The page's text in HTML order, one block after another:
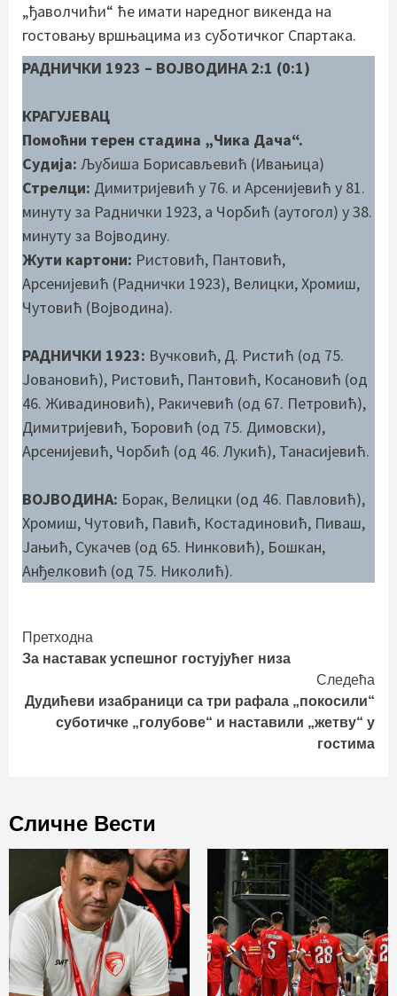
„ђаволчићи“ ће имати наредног викенда на
гостовању вршњацима из суботичког Спартака.
РАДНИЧКИ 1923 – ВОЈВОДИНА 2:1 (0:1)
КРАГУЈЕВАЦ
Помоћни терен стадина „Чика Дача“.
Судија: Љубиша Борисављевић (Ивањица)
Стрелци: Димитријевић у 76. и Арсенијевић у 81.
минуту за Раднички 1923, а Чорбић (аутогол) у 38.
минуту за Војводину.
Жути картони: Ристовић, Пантовић,
Арсенијевић (Раднички 1923), Велицки, Хромиш,
Чутовић (Војводина).
РАДНИЧКИ 1923: Вучковић, Д. Ристић (од 75.
Јовановић), Ристовић, Пантовић, Косановић (од
46. Живадиновић), Ракичевић (од 67. Петровић),
Димитријевић, Ђоровић (од 75. Димовски),
Арсенијевић, Чорбић (од 46. Лукић), Танасијевић.
ВОЈВОДИНА: Борак, Велицки (од 46. Павловић),
Хромиш, Чутовић, Павић, Костадиновић, Пиваш,
Јањић, Сукачев (од 65. Нинковић), Бошкан,
Анђелковић (од 75. Николић).
Continue
Reading
Претходна
За наставак успешног гостујућег низа
Следећа
Дудићеви изабраници са три рафала „покосили“
суботичке „голубове“ и наставили „жетву“ у
гостима
Сличне Вести